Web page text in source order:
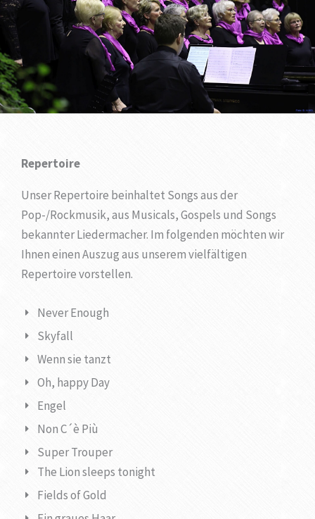
Repertoire
Unser Repertoire beinhaltet Songs aus der
Pop-/Rockmusik, aus Musicals, Gospels und Songs
bekannter Liedermacher. Im folgenden möchten wir
Ihnen einen Auszug aus unserem vielfältigen
Repertoire vorstellen.
Never Enough
Skyfall
Wenn sie tanzt
Oh, happy Day
Engel
Non C´è Più
Super Trouper
The Lion sleeps tonight
Fields of Gold